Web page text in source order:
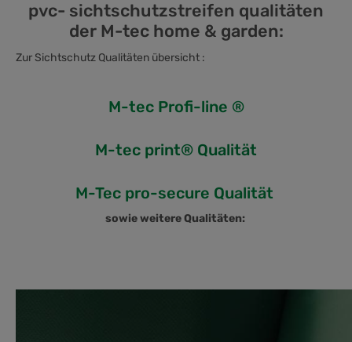
pvc- sichtschutzstreifen qualitäten
der M-tec home & garden:
Zur Sichtschutz Qualitäten übersicht :
M-tec Profi-line ®
M-tec print® Qualität
M-Tec pro-secure Qualität
sowie weitere Qualitäten: